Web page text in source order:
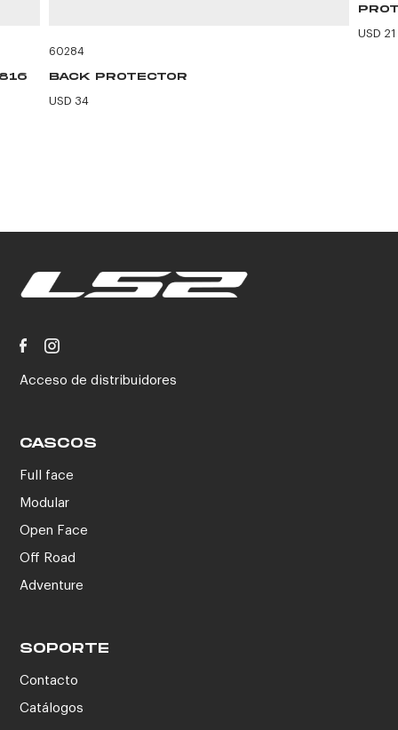
60284
BACK PROTECTOR
USD 34
USD 21
Acceso de distribuidores
CASCOS
Full face
Modular
Open Face
Off Road
Adventure
SOPORTE
Contacto
Catálogos